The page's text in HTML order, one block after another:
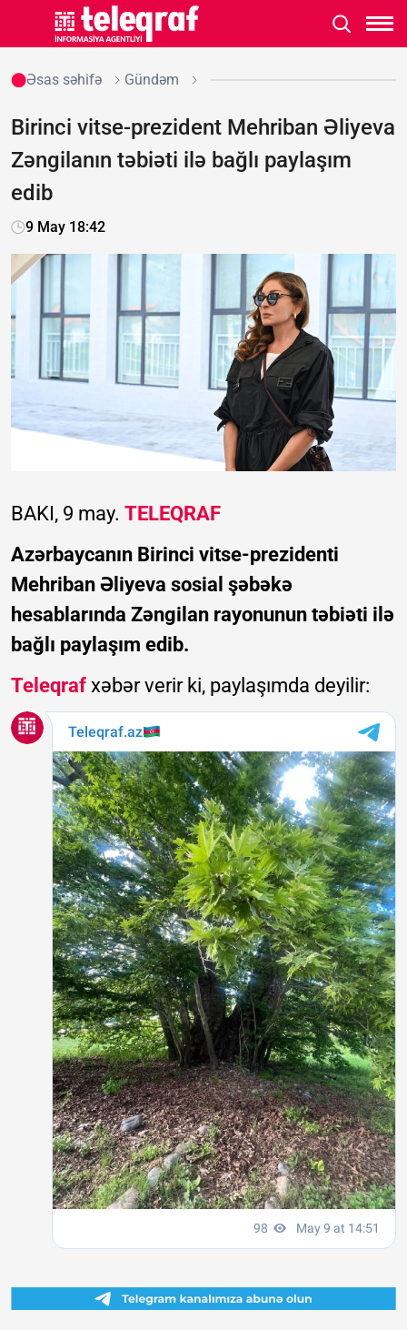
Əsas səhifə Gündəm
Birinci vitse-prezident Mehriban Əliyeva
Zəngilanın təbiəti ilə bağlı paylaşım
edib
9 May 18:42
BAKI, 9 may. TELEQRAF
Azərbaycanın Birinci vitse-prezidenti
Mehriban Əliyeva sosial şəbəkə
hesablarında Zəngilan rayonunun təbiəti ilə
bağlı paylaşım edib.
Teleqraf xəbər verir ki, paylaşımda deyilir: